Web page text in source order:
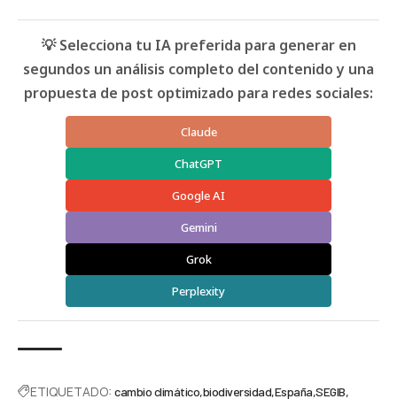
💡 Selecciona tu IA preferida para generar en
segundos un análisis completo del contenido y una
propuesta de post optimizado para redes sociales:
Claude
ChatGPT
Google AI
Gemini
Grok
Perplexity
ETIQUETADO: cambio climático biodiversidad España SEGIB